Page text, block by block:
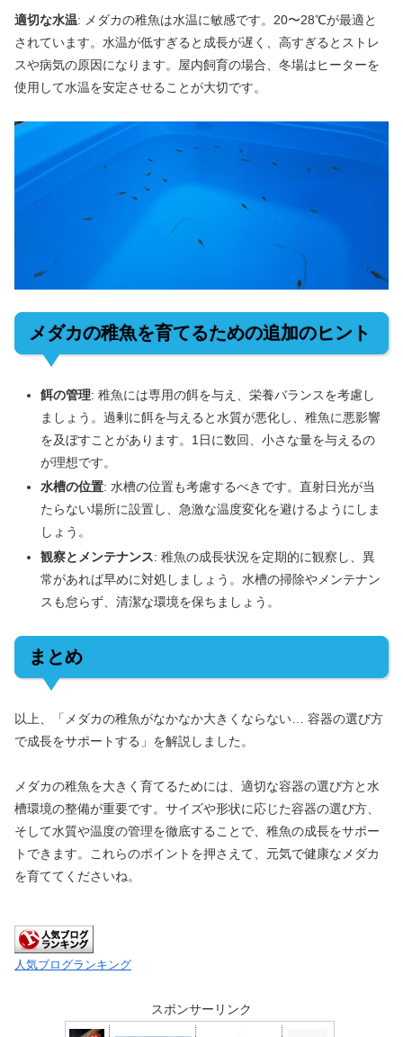
適切な水温: メダカの稚魚は水温に敏感です。20〜28℃が最適と
されています。水温が低すぎると成長が遅く、高すぎるとストレ
スや病気の原因になります。屋内飼育の場合、冬場はヒーターを
使用して水温を安定させることが大切です。
メダカの稚魚を育てるための追加のヒント
餌の管理: 稚魚には専用の餌を与え、栄養バランスを考慮し
ましょう。過剰に餌を与えると水質が悪化し、稚魚に悪影響
を及ぼすことがあります。1日に数回、小さな量を与えるの
が理想です。
水槽の位置: 水槽の位置も考慮するべきです。直射日光が当
たらない場所に設置し、急激な温度変化を避けるようにしま
しょう。
観察とメンテナンス: 稚魚の成長状況を定期的に観察し、異
常があれば早めに対処しましょう。水槽の掃除やメンテナン
スも怠らず、清潔な環境を保ちましょう。
まとめ
以上、「メダカの稚魚がなかなか大きくならない… 容器の選び方
で成長をサポートする」を解説しました。
メダカの稚魚を大きく育てるためには、適切な容器の選び方と水
槽環境の整備が重要です。サイズや形状に応じた容器の選び方、
そして水質や温度の管理を徹底することで、稚魚の成長をサポー
トできます。これらのポイントを押さえて、元気で健康なメダカ
を育ててくださいね。
人気ブログランキング
スポンサーリンク